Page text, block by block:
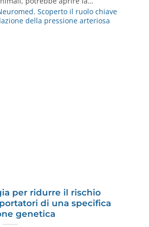
Scoperto il ruolo chiave
della pressione arteriosa
per ridurre il rischio
di una specifica
genetica